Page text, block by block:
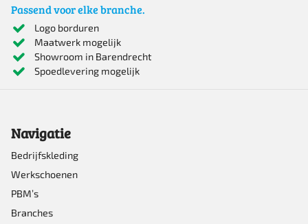
Passend voor elke branche.
Logo borduren
Maatwerk mogelijk
Showroom in Barendrecht
Spoedlevering mogelijk
Navigatie
Bedrijfskleding
Werkschoenen
PBM’s
Branches